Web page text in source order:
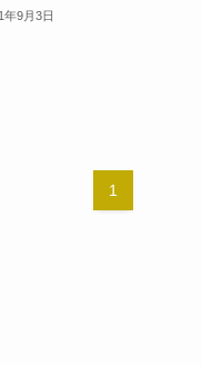
年9月3日
1